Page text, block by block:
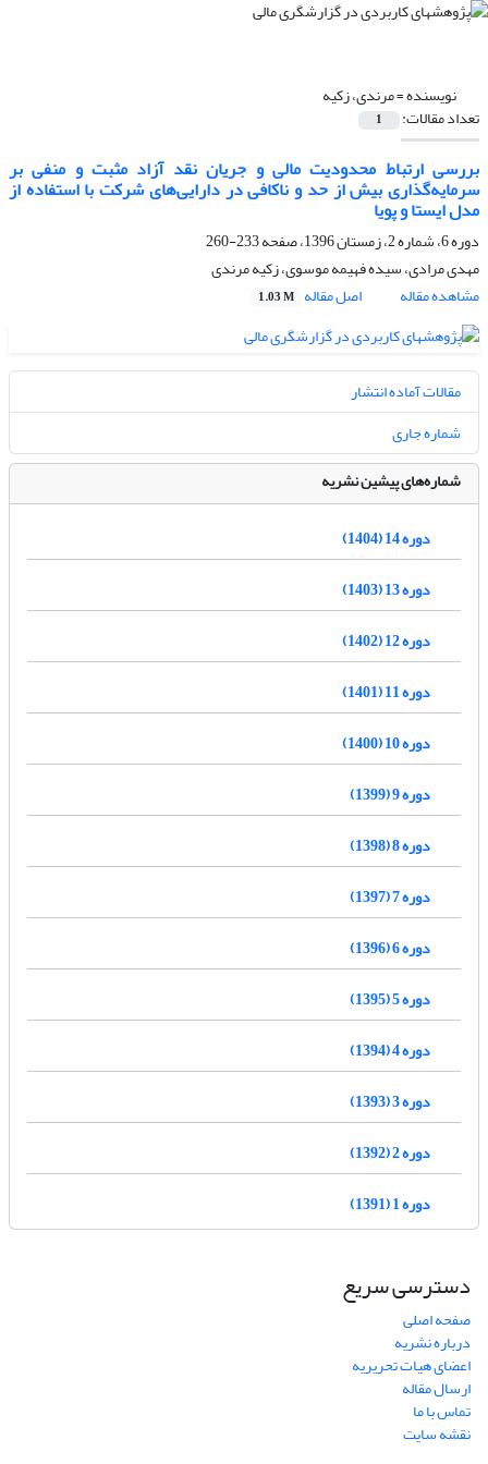
نویسنده =مرندی، زکیه
تعداد مقالات: 1
بررسی ارتباط محدودیت مالی و جریان نقد آزاد مثبت و منفی بر
سرمایه‌گذاری بیش از حد و ناکافی در دارایی‌های شرکت با استفاده از
مدل ایستا و پویا
دوره 6، شماره 2، زمستان 1396، صفحه
233-260
مهدی مرادی، سیده فهیمه موسوی، زکیه مرندی
مشاهده مقاله
اصل مقاله 1.03 M
مقالات آماده انتشار
شماره جاری
شماره‌های پیشین نشریه
دوره 14 (1404)
دوره 13 (1403)
دوره 12 (1402)
دوره 11 (1401)
دوره 10 (1400)
دوره 9 (1399)
دوره 8 (1398)
دوره 7 (1397)
دوره 6 (1396)
دوره 5 (1395)
دوره 4 (1394)
دوره 3 (1393)
دوره 2 (1392)
دوره 1 (1391)
دسترسی سریع
صفحه اصلی
درباره نشریه
اعضای هیات تحریریه
ارسال مقاله
تماس با ما
نقشه سایت